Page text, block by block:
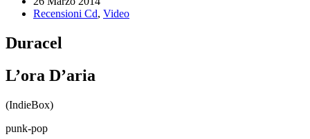
Recensioni Cd, Video
Duracel
L’ora D’aria
(IndieBox)
punk-pop